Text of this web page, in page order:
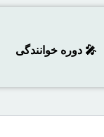
🎤 دوره خوانندگی